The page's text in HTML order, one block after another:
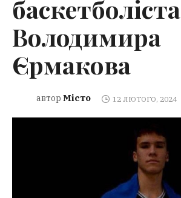
баскетболіста
Володимира
Єрмакова
автор Місто 12 ЛЮТОГО, 2024